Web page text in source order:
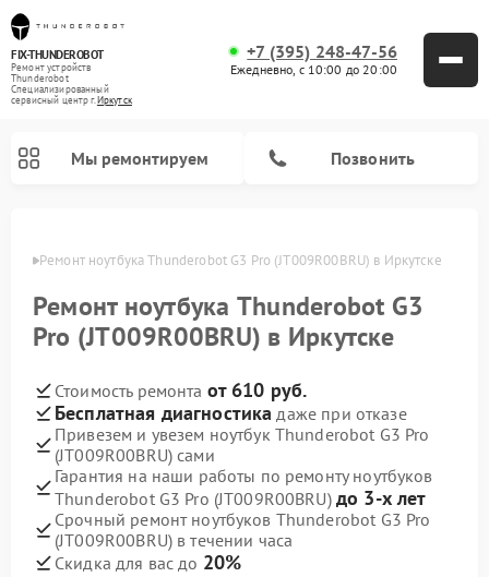
FIX-THUNDEROBOT
Ремонт устройств
Thunderobot
Специализированный
cервисный центр г.Иркутск
+7 (395) 248-47-56
Ежедневно, с 10:00 до 20:00
Мы ремонтируем Позвонить
Ремонт ноутбука Thunderobot G3 Pro (JT009R00BRU) в Иркутске
Ремонт ноутбука Thunderobot G3
Pro (JT009R00BRU) в Иркутске
Стоимость ремонта от 610 руб.
Бесплатная диагностика даже при отказе
Привезем и увезем ноутбук Thunderobot G3 Pro
(JT009R00BRU) сами
Гарантия на наши работы по ремонту ноутбуков
Thunderobot G3 Pro (JT009R00BRU) до 3-х лет
Срочный ремонт ноутбуков Thunderobot G3 Pro
(JT009R00BRU) в течении часа
Скидка для вас до 20%